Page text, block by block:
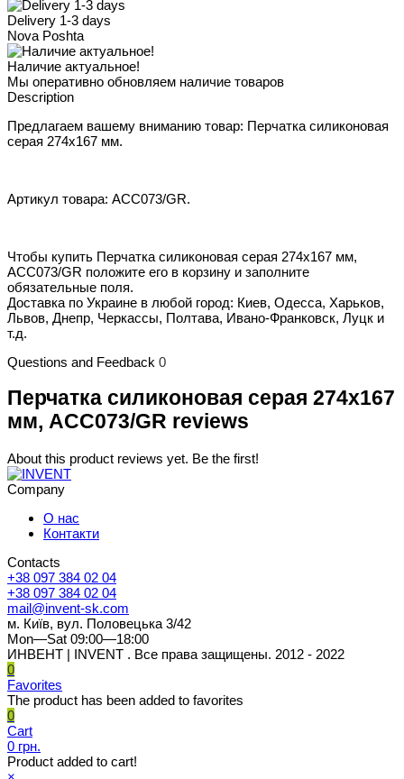
Delivery 1-3 days
Nova Poshta
Наличие актуальное!
Мы оперативно обновляем наличие товаров
Description
Предлагаем вашему вниманию товар: Перчатка силиконовая
серая 274х167 мм.
Артикул товара: ACC073/GR.
Чтобы купить Перчатка силиконовая серая 274х167 мм,
ACC073/GR положите его в корзину и заполните
обязательные поля.
Доставка по Украине в любой город: Киев, Одесса, Харьков,
Львов, Днепр, Черкассы, Полтава, Ивано-Франковск, Луцк и
т.д.
Questions and Feedback 0
Перчатка силиконовая серая 274х167
мм, ACC073/GR reviews
About this product reviews yet. Be the first!
Company
О нас
Контакти
Contacts
+38 097 384 02 04
+38 097 384 02 04
mail@invent-sk.com
м. Київ, вул. Половецька 3/42
Mon—Sat 09:00—18:00
ИНВЕНТ | INVENT . Все права защищены. 2012 - 2022
0
Favorites
The product has been added to favorites
0
Cart
0 грн.
Product added to cart!